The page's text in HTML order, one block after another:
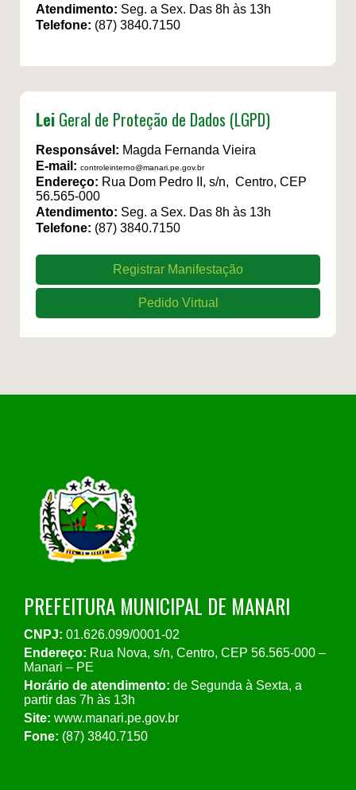
Atendimento: Seg. a Sex. Das 8h às 13h
Telefone: (87) 3840.7150
Lei Geral de Proteção de Dados (LGPD)
Responsável: Magda Fernanda Vieira
E-mail: controleinterno@manari.pe.gov.br
Endereço: Rua Dom Pedro II, s/n, Centro, CEP
56.565-000
Atendimento: Seg. a Sex. Das 8h às 13h
Telefone: (87) 3840.7150
Registrar Manifestação
Pedido Virtual
PREFEITURA MUNICIPAL DE MANARI
CNPJ: 01.626.099/0001-02
Endereço: Rua Nova, s/n, Centro, CEP 56.565-000 –
Manari – PE
Horário de atendimento: de Segunda à Sexta, a
partir das 7h às 13h
Site: www.manari.pe.gov.br
Fone: (87) 3840.7150